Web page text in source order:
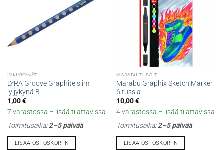
LYIJYKYNÄT
LYRA Groove Graphite slim
lyijykynä B
1,00€
7 varastossa – lisää tilattavissa
Toimitusaika:2–5 päivää
LISÄÄ OSTOSKORIIN
MARABU TUSSIT
Marabu Graphix Sketch Marker
6 tussia
10,00€
4 varastossa – lisää tilattavissa
Toimitusaika:2–5 päivää
LISÄÄ OSTOSKORIIN